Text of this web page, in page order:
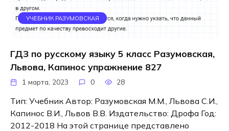
УЧЕБНИК РАЗУМОВСКАЯ
ГДЗ по русскому языку 5 класс Разумовская,
Львова, Капинос упражнение 827
1 марта, 2023 0 28
Тип: Учебник Автор: Разумовская М.М., Львова С.И.,
Капинос В.И., Львов В.В. Издательство: Дрофа Год:
2012-2018 На этой странице представлено